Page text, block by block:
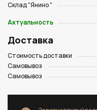
Склад "Янино "
Актуальность
Доставка
Стоимость доставки
Самовывоз
Самовывоз